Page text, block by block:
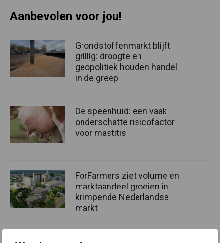
Aanbevolen voor jou!
Grondstoffenmarkt blijft
grillig: droogte en
geopolitiek houden handel
in de greep
De speenhuid: een vaak
onderschatte risicofactor
voor mastitis
ForFarmers ziet volume en
marktaandeel groeien in
krimpende Nederlandse
markt